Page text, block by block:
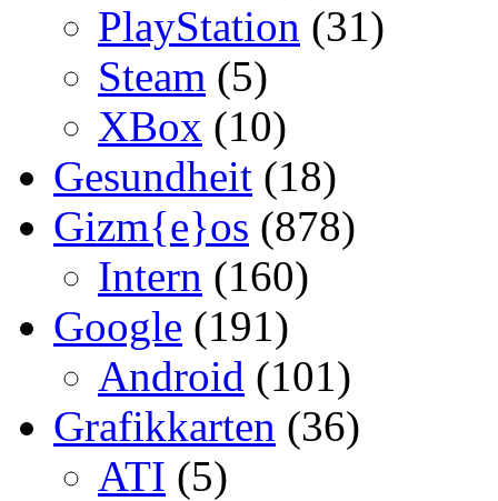
PlayStation (31)
Steam (5)
XBox (10)
Gesundheit (18)
Gizm{e}os (878)
Intern (160)
Google (191)
Android (101)
Grafikkarten (36)
ATI (5)